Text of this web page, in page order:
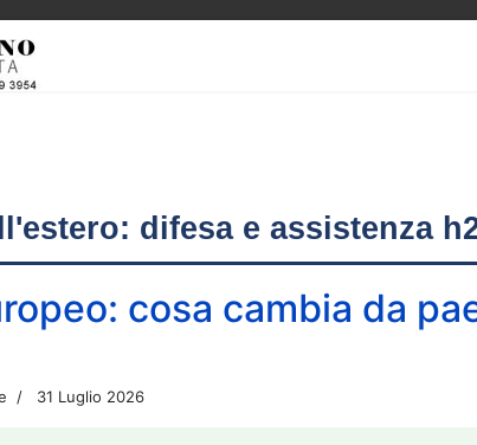
difesa e assistenza
cosa cambia da
31 Luglio 2026